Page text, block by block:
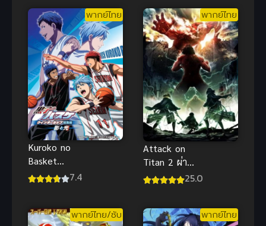
1
พากย์ไทย
Kuroko no
Basket
Movie 1 ศึก
สเก็ต พากย์
7.4
พากย์ไทย
Attack on
Titan 2 ผ่า
พิภพไททัน25.0
พากย์ไทย/ซับ พากย์ไทย